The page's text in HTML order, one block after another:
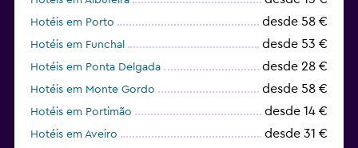
Hotéis em Porto desde 58 €
Hotéis em Funchal desde 53 €
Hotéis em Ponta Delgada desde 28 €
Hotéis em Monte Gordo desde 58 €
Hotéis em Portimão desde 14 €
Hotéis em Aveiro desde 31 €